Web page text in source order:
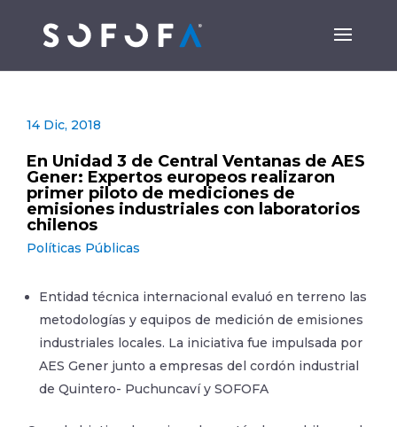
14 Dic, 2018
En Unidad 3 de Central Ventanas de AES
Gener: Expertos europeos realizaron
primer piloto de mediciones de
emisiones industriales con laboratorios
chilenos
Políticas Públicas
Entidad técnica internacional evaluó en terreno las
metodologías y equipos de medición de emisiones
industriales locales. La iniciativa fue impulsada por
AES Gener junto a empresas del cordón industrial
de Quintero- Puchuncaví y SOFOFA